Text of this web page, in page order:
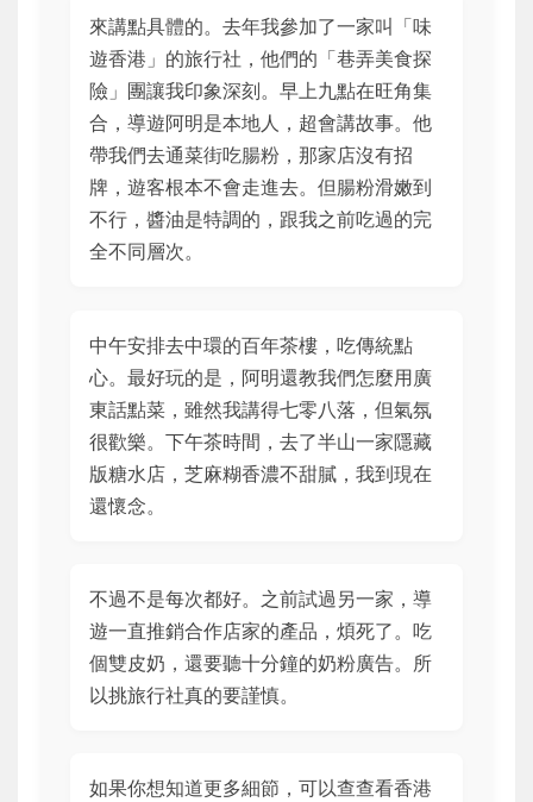
來講點具體的。去年我參加了一家叫「味
遊香港」的旅行社，他們的「巷弄美食探
險」團讓我印象深刻。早上九點在旺角集
合，導遊阿明是本地人，超會講故事。他
帶我們去通菜街吃腸粉，那家店沒有招
牌，遊客根本不會走進去。但腸粉滑嫩到
不行，醬油是特調的，跟我之前吃過的完
全不同層次。
中午安排去中環的百年茶樓，吃傳統點
心。最好玩的是，阿明還教我們怎麼用廣
東話點菜，雖然我講得七零八落，但氣氛
很歡樂。下午茶時間，去了半山一家隱藏
版糖水店，芝麻糊香濃不甜膩，我到現在
還懷念。
不過不是每次都好。之前試過另一家，導
遊一直推銷合作店家的產品，煩死了。吃
個雙皮奶，還要聽十分鐘的奶粉廣告。所
以挑旅行社真的要謹慎。
如果你想知道更多細節，可以查查看香港